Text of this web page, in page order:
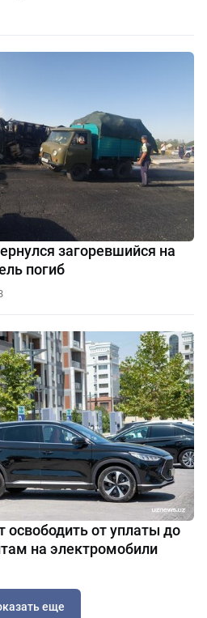
загоревшийся на
погиб
освободить от уплаты до
на электромобили
еще